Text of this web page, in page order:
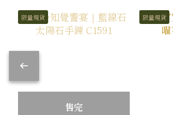
限量現貨
售完
限量現貨